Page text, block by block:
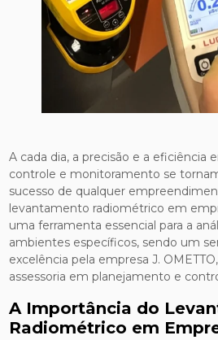
A cada dia, a precisão e a eficiência
controle e monitoramento se
sucesso de qualquer
levantamento radiométrico em
uma ferramenta essencial para a
ambientes específicos, sendo um
excelência pela empresa J.
assessoria em planejamento e
A Importância do
Radiométrico em